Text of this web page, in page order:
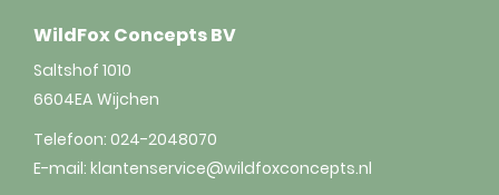
WildFox Concepts BV
Saltshof 1010
6604EA Wijchen
Telefoon: 024-2048070
E-mail: klantenservice@wildfoxconcepts.nl